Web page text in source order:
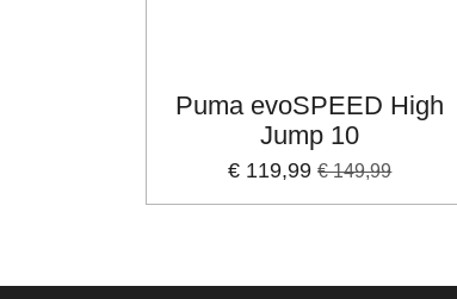
Puma evoSPEED High
Jump 10
€ 119,99 € 149,99